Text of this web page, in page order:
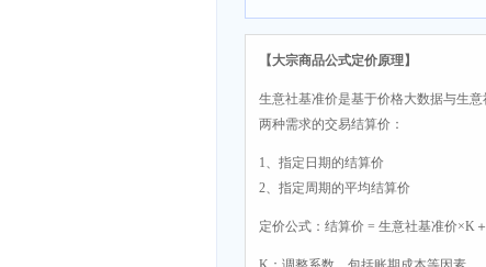
【大宗商品公式定价原理】
生意社基准价是基于价格大数据与生
两种需求的交易结算价：
1、指定日期的结算价
2、指定周期的平均结算价
定价公式：结算价 = 生意社基准价×K